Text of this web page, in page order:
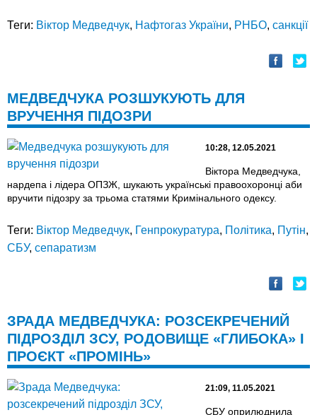
Теги: Віктор Медведчук, Нафтогаз України, РНБО, санкції
МЕДВЕДЧУКА РОЗШУКУЮТЬ ДЛЯ
ВРУЧЕННЯ ПІДОЗРИ
10:28, 12.05.2021
Віктора Медведчука,
нардепа і лідера ОПЗЖ, шукають українські правоохоронці аби
вручити підозру за трьома статями Кримінального одексу.
Теги: Віктор Медведчук, Генпрокуратура, Політика, Путін,
СБУ, сепаратизм
ЗРАДА МЕДВЕДЧУКА: РОЗСЕКРЕЧЕНИЙ
ПІДРОЗДІЛ ЗСУ, РОДОВИЩЕ «ГЛИБОКА» І
ПРОЄКТ «ПРОМІНЬ»
21:09, 11.05.2021
СБУ оприлюднила